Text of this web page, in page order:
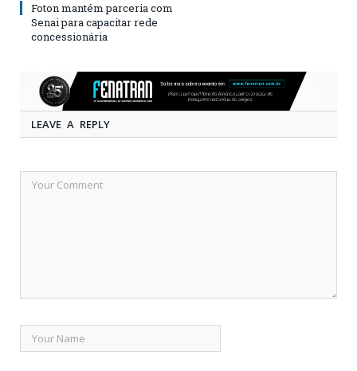
Foton mantém parceria com
Senai para capacitar rede
concessionária
LEAVE A REPLY